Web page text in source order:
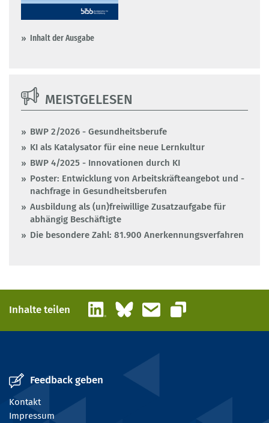
Inhalt der Ausgabe
MEISTGELESEN
BWP 2/2026 - Gesundheitsberufe
KI als Katalysator für eine neue Lernkultur
BWP 4/2025 - Innovationen durch KI
Poster: Entwicklung von Arbeitskräfteangebot und -
nachfrage in Gesundheitsberufen
Ausbildung als (un)freiwillige Zusatzaufgabe für
abhängig Beschäftigte
Die besondere Zahl: 81.900 Anerkennungsverfahren
Inhalte teilen LinkedInBlueskyE-Mail
Link kopieren
Feedback geben
Kontakt
Impressum